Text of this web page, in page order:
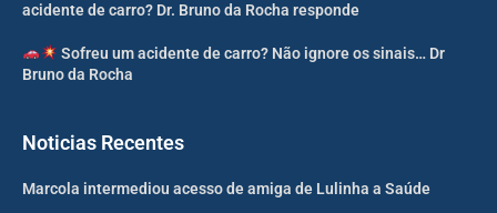
acidente de carro? Dr. Bruno da Rocha responde
Sofreu um acidente de carro? Não ignore os sinais… Dr
Bruno da Rocha
Noticias Recentes
Marcola intermediou acesso de amiga de Lulinha a Saúde